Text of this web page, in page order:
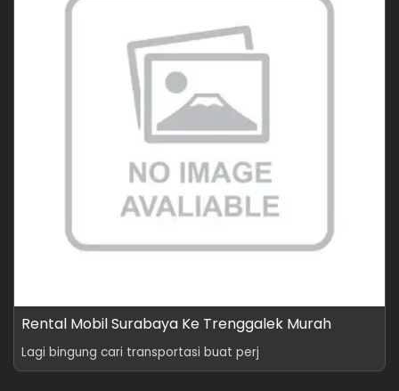
Rental Mobil Surabaya Ke Trenggalek Murah
Lagi bingung cari transportasi buat perj